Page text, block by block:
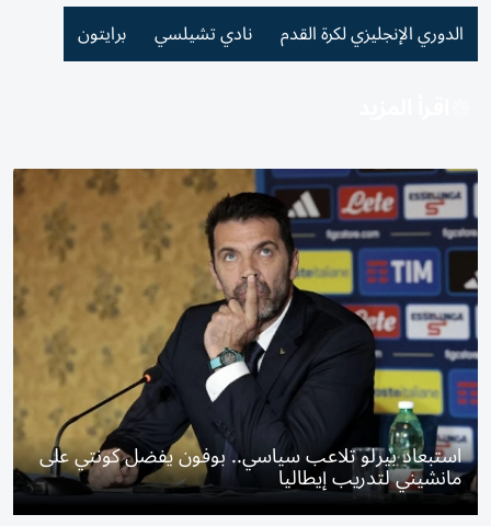
الدوري الإنجليزي لكرة القدم نادي تشيلسي برايتون
استبعاد بيرلو تلاعب سياسي.. بوفون يفضل كونتي على
مانشيني لتدريب إيطاليا